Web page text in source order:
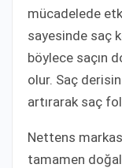
mücadelede
sayesinde saç
böylece saçın
olur. Saç
artırarak saç
Nettens
tamamen